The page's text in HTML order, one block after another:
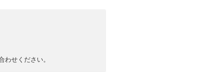
せください。